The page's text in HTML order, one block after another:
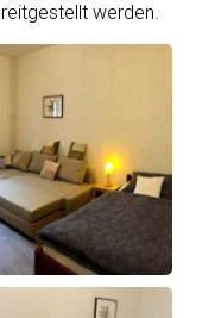
werden.